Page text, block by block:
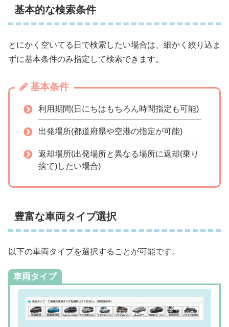
基本的な検索条件
とにかく空いてる日で検索したい場合は、細かく絞り込ま
ずに基本条件のみ指定して検索できます。
基本条件
利用期間(日にちはもちろん時間指定も可能)
出発場所(都道府県や空港の指定が可能)
返却場所(出発場所と異なる場所に返却(乗り
捨て)したい場合)
豊富な車両タイプ選択
以下の車両タイプを選択することが可能です。
車両タイプ